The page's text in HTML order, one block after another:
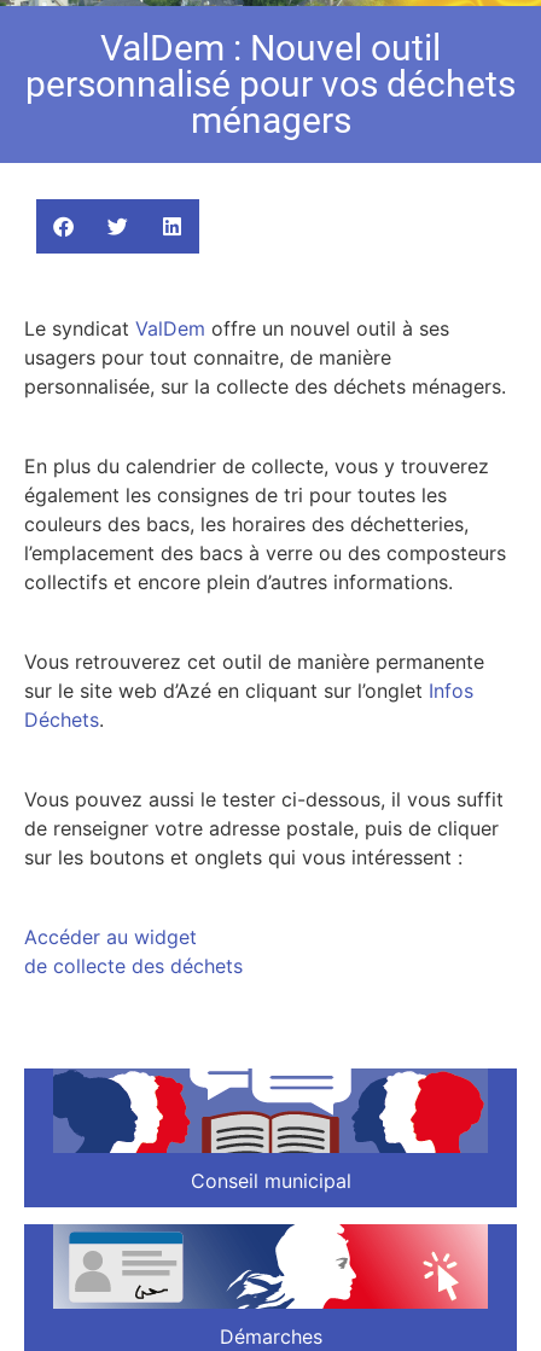
ValDem : Nouvel outil
personnalisé pour vos déchets
ménagers
Le syndicat ValDem offre un nouvel outil à ses
usagers pour tout connaitre, de manière
personnalisée, sur la collecte des déchets ménagers.
En plus du calendrier de collecte, vous y trouverez
également les consignes de tri pour toutes les
couleurs des bacs, les horaires des déchetteries,
l’emplacement des bacs à verre ou des composteurs
collectifs et encore plein d’autres informations.
Vous retrouverez cet outil de manière permanente
sur le site web d’Azé en cliquant sur l’onglet Infos
Déchets.
Vous pouvez aussi le tester ci-dessous, il vous suffit
de renseigner votre adresse postale, puis de cliquer
sur les boutons et onglets qui vous intéressent :
Accéder au widget
de collecte des déchets
Conseil municipal
Démarches